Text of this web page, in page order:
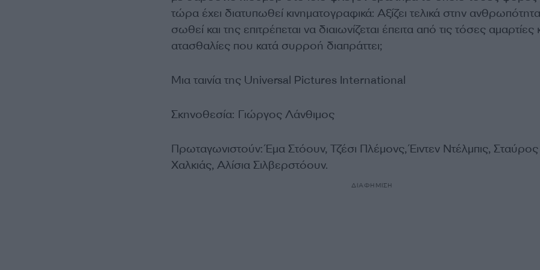
τώρα έχει διατυπωθεί κινηματογραφικά: Αξίζει τελικά στην
σωθεί και της επιτρέπεται να διαιωνίζεται έπειτα από τις τόσες αμαρτίες
ατασθαλίες που κατά συρροή διαπράττει;
Μια ταινία της Universal Pictures International
Σκηνοθεσία: Γιώργος Λάνθιμος
Πρωταγωνιστούν: Έμα Στόουν, Τζέσι Πλέμονς, Έιντεν Ντέλμπις, Σταύρος
Χαλκιάς, Αλίσια Σιλβερστόουν.
ΔΙΑΦΗΜΙΣΗ